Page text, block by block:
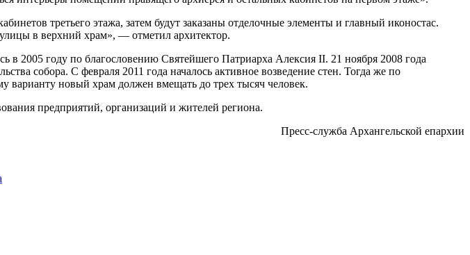
третьего этажа, затем будут заказаны отделочные элементы и главный иконостас.
в верхний храм», — отметил архитектор.
в 2005 году по благословению Святейшего Патриарха Алексия II. 21 ноября 2008 года
собора. С февраля 2011 года началось активное возведение стен. Тогда же по
варианту новый храм должен вмещать до трех тысяч человек.
предприятий, организаций и жителей региона.
Пресс-служба Архангельской епархии